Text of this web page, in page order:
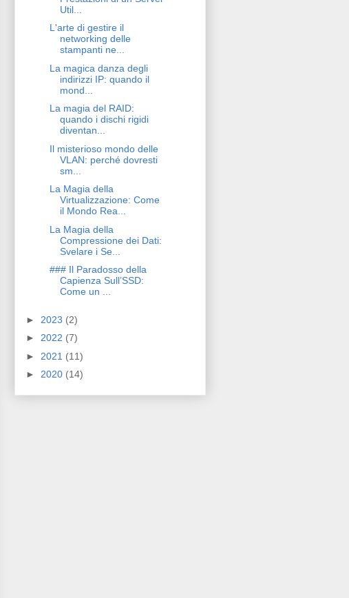
Util...
L'arte di gestire il
networking delle
stampanti ne...
La magica danza degli
indirizzi IP: quando il
mond...
La magia del RAID:
quando i dischi rigidi
diventan...
Il misterioso mondo delle
VLAN: perché dovresti
sm...
La Magia della
Virtualizzazione: Come
il Mondo Rea...
La Magia della
Compressione dei Dati:
Svelare i Se...
### Il Paradosso della
Capienza Sull’SSD:
Come un ...
► 2023 (2)
► 2022 (7)
► 2021 (11)
► 2020 (14)